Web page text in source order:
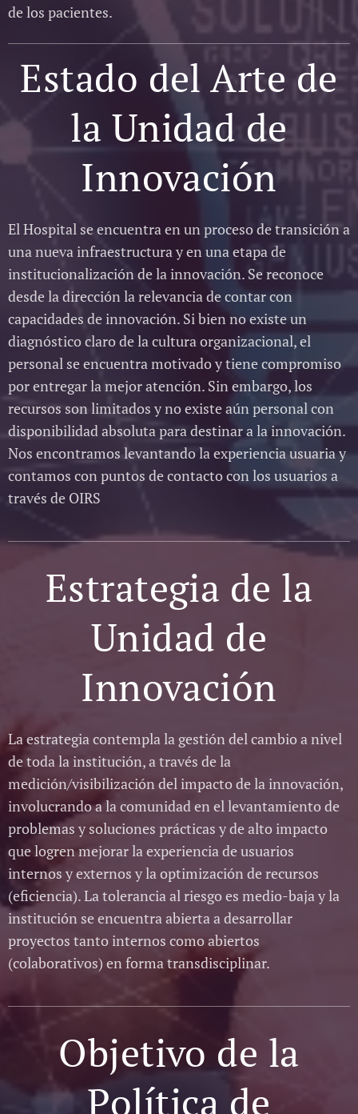
de los pacientes.
Estado del Arte de
la Unidad de
Innovación
El Hospital se encuentra en un proceso de transición a
una nueva infraestructura y en una etapa de
institucionalización de la innovación. Se reconoce
desde la dirección la relevancia de contar con
capacidades de innovación. Si bien no existe un
diagnóstico claro de la cultura organizacional, el
personal se encuentra motivado y tiene compromiso
por entregar la mejor atención. Sin embargo, los
recursos son limitados y no existe aún personal con
disponibilidad absoluta para destinar a la innovación.
Nos encontramos levantando la experiencia usuaria y
contamos con puntos de contacto con los usuarios a
través de OIRS
Estrategia de la
Unidad de
Innovación
La estrategia contempla la gestión del cambio a nivel
de toda la institución, a través de la
medición/visibilización del impacto de la innovación,
involucrando a la comunidad en el levantamiento de
problemas y soluciones prácticas y de alto impacto
que logren mejorar la experiencia de usuarios
internos y externos y la optimización de recursos
(eficiencia). La tolerancia al riesgo es medio-baja y la
institución se encuentra abierta a desarrollar
proyectos tanto internos como abiertos
(colaborativos) en forma transdisciplinar.
Objetivo de la
Política de